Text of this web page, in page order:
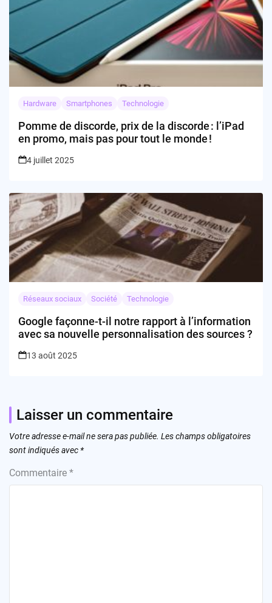
Hardware Smartphones Technologie
Pomme de discorde, prix de la discorde : l’iPad
en promo, mais pas pour tout le monde !
4 juillet 2025
Réseaux sociaux Société Technologie
Google façonne-t-il notre rapport à l’information
avec sa nouvelle personnalisation des sources ?
13 août 2025
Laisser un commentaire
Votre adresse e-mail ne sera pas publiée. Les champs obligatoires
sont indiqués avec *
Commentaire *